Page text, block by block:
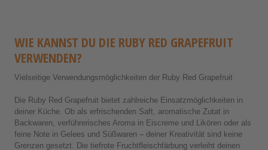
WIE KANNST DU DIE RUBY RED GRAPEFRUIT
VERWENDEN?
Vielseitige Verwendungsmöglichkeiten der Ruby Red Grapefruit
Die Ruby Red Grapefruit bietet zahlreiche Einsatzmöglichkeiten in
deiner Küche. Ob als erfrischenden Saft, aromatische Zutat in
Backwaren, verführerisches Aroma in Eiscreme und Likören oder als
feine Note in Gelees und Süßwaren – deiner Kreativität sind keine
Grenzen gesetzt. Die tiefrote Fruchtfleischfärbung verleiht deinen